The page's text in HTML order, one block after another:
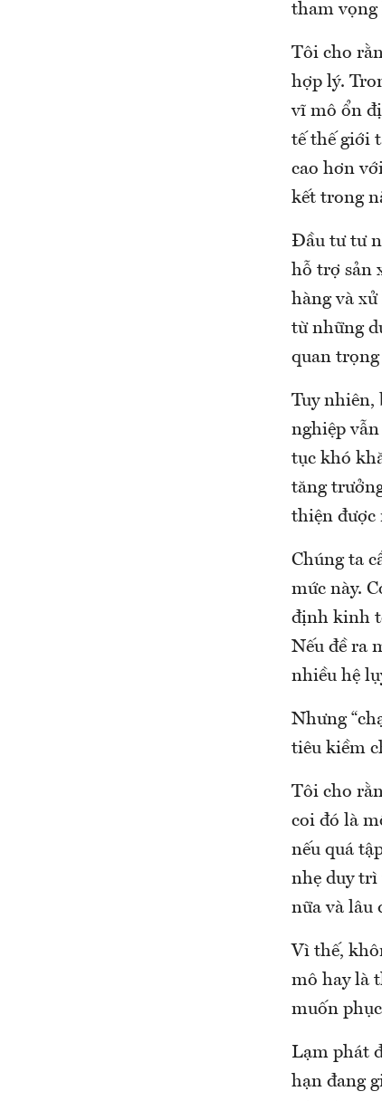
tham vọng
Tôi cho
hợp lý.
vĩ mô ổn
tế thế giới
cao hơn
kết trong
Đầu tư tư
hỗ trợ sản
hàng và
từ những
quan
Tuy nhiên,
nghiệp
tục khó
tăng
thiện được
Chúng ta
mức này.
định kinh
Nếu đề ra
nhiều hệ
Nhưng
tiêu kiềm
Tôi cho
coi đó là
nếu quá
nhẹ duy trì
nữa và lâu
Vì thế,
mô hay là
muốn
Lạm phát
hạn đang